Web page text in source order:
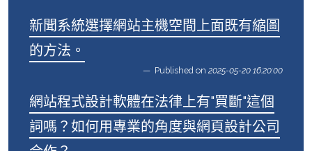
新聞系統選擇網站主機空間上面既有縮圖
的方法。
Published on 2025-05-20 16:20:00
網站程式設計軟體在法律上有"買斷"這個
詞嗎？如何用專業的角度與網頁設計公司